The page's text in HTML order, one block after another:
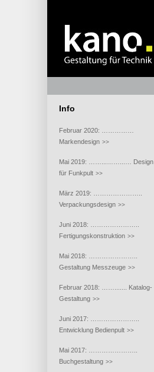
Info
Februar 2020: ……………
Markendesign >>
Mai 2019: ……...……...… Design
für Funkpult >>
März 2019: …………………..
Verpackungsdesign >>
Juni 2018: …………………..
Fertigungskonstruktion >>
Mai 2018: …………………..
Gestaltung Messzeuge >>
Februar 2018: ……....... Katalog-
Gestaltung >>
Juni 2017: …………………..
Entwicklung Bedienpult >>
Mai 2017: …………………..
Buchgestaltung >>